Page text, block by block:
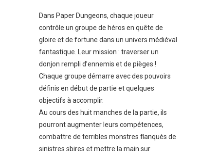
Dans Paper Dungeons, chaque joueur
contrôle un groupe de héros en quête de
gloire et de fortune dans un univers médiéval
fantastique. Leur mission : traverser un
donjon rempli d’ennemis et de pièges !
Chaque groupe démarre avec des pouvoirs
définis en début de partie et quelques
objectifs à accomplir.
Au cours des huit manches de la partie, ils
pourront augmenter leurs compétences,
combattre de terribles monstres flanqués de
sinistres sbires et mettre la main sur